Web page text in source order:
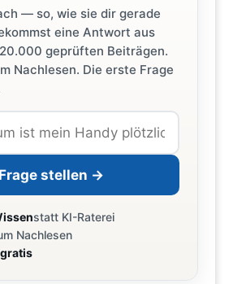
— so, wie sie dir gerade
eine Antwort aus
geprüften Beiträgen.
Nachlesen. Die erste Frage
Frage stellen →
statt KI-Raterei
Nachlesen